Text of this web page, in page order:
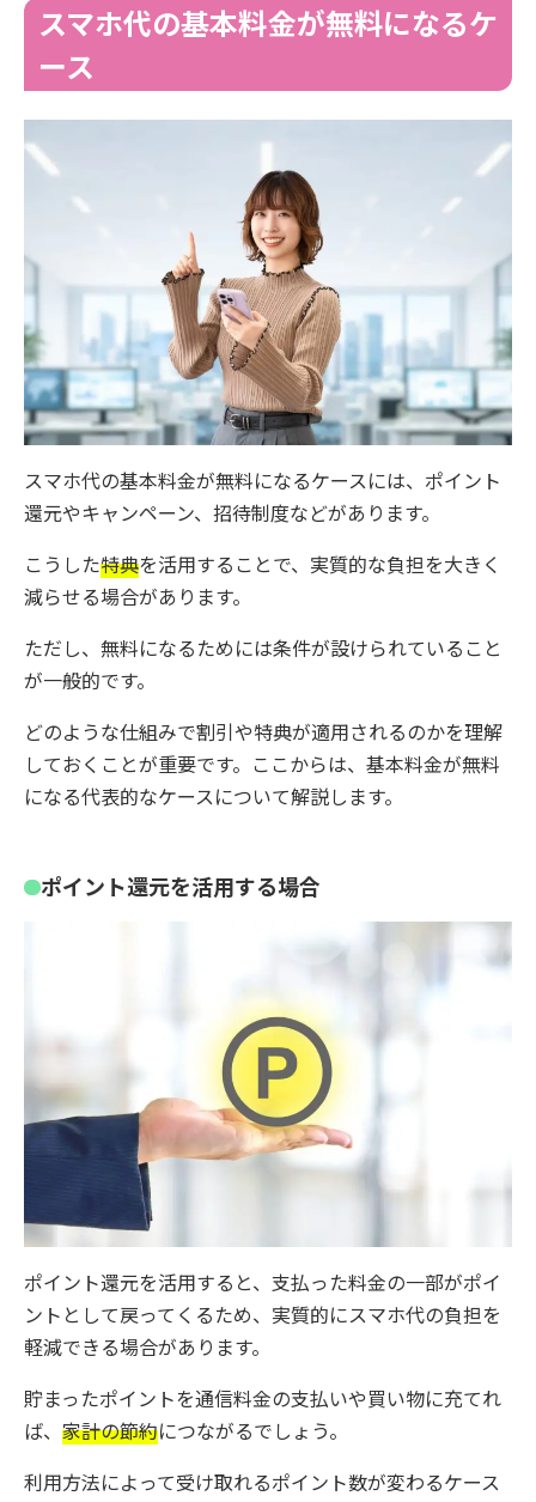
スマホ代の基本料金が無料になるケ
ース
スマホ代の基本料金が無料になるケースには、ポイント
還元やキャンペーン、招待制度などがあります。
こうした特典を活用することで、実質的な負担を大きく
減らせる場合があります。
ただし、無料になるためには条件が設けられていること
が一般的です。
どのような仕組みで割引や特典が適用されるのかを理解
しておくことが重要です。ここからは、基本料金が無料
になる代表的なケースについて解説します。
ポイント還元を活用する場合
ポイント還元を活用すると、支払った料金の一部がポイ
ントとして戻ってくるため、実質的にスマホ代の負担を
軽減できる場合があります。
貯まったポイントを通信料金の支払いや買い物に充てれ
ば、 家計の節約につながるでしょう。
利用方法によって受け取れるポイント数が変わるケース